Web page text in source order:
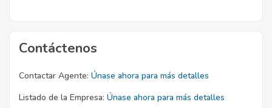
Contáctenos
Contactar Agente: Únase ahora para más detalles
Listado de la Empresa: Únase ahora para más detalles